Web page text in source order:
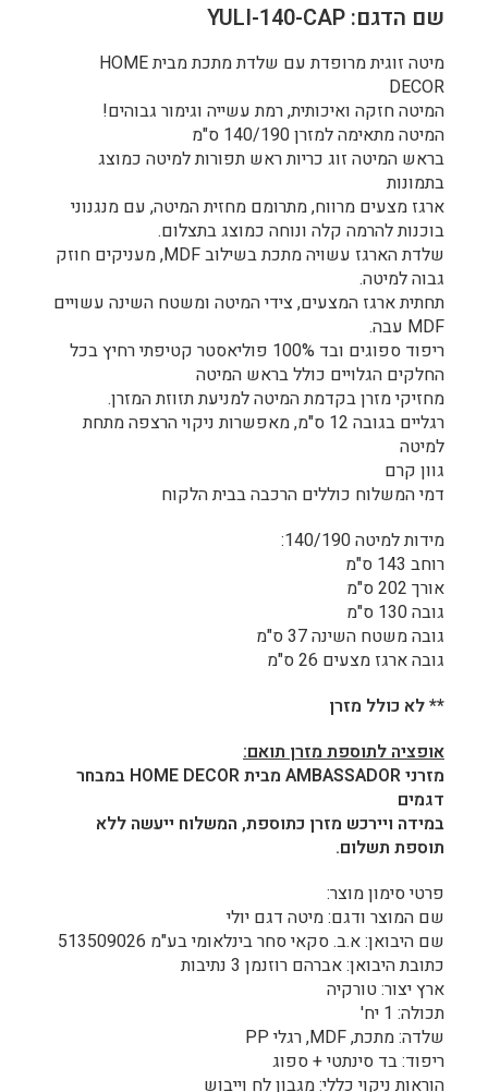
שם הדגם: YULI-140-CAP
מיטה זוגית מרופדת עם שלדת מתכת מבית HOME
DECOR
המיטה חזקה ואיכותית, רמת עשייה וגימור גבוהים!
המיטה מתאימה למזרן 140/190 ס"מ
בראש המיטה זוג כריות ראש תפורות למיטה כמוצג
בתמונות
ארגז מצעים מרווח, מתרומם מחזית המיטה, עם מנגנוני
בוכנות להרמה קלה ונוחה כמוצג בתצלום.
שלדת הארגז עשויה מתכת בשילוב MDF, מעניקים חוזק
גבוה למיטה.
תחתית ארגז המצעים, צידי המיטה ומשטח השינה עשויים
MDF עבה.
ריפוד ספוגים ובד 100% פוליאסטר קטיפתי רחיץ בכל
החלקים הגלויים כולל בראש המיטה
מחזיקי מזרן בקדמת המיטה למניעת תזוזת המזרן.
רגליים בגובה 12 ס"מ, מאפשרות ניקוי הרצפה מתחת
למיטה
גוון קרם
דמי המשלוח כוללים הרכבה בבית הלקוח
מידות למיטה 140/190:
רוחב 143 ס"מ
אורך 202 ס"מ
גובה 130 ס"מ
גובה משטח השינה 37 ס"מ
גובה ארגז מצעים 26 ס"מ
** לא כולל מזרן
אופציה לתוספת מזרן תואם:
מזרני
מבית
במבחר
דגמים
במידה ויירכש מזרן כתוספת, המשלוח ייעשה ללא
תוספת תשלום.
פרטי סימון מוצר:
שם המוצר ודגם: מיטה דגם יולי
שם היבואן: א.ב. סקאי סחר בינלאומי בע"מ 513509026
כתובת היבואן: אברהם רוזנמן 3 נתיבות
ארץ יצור: טורקיה
תכולה: 1 יח'
שלדה: מתכת, MDF, רגלי PP
ריפוד: בד סינתטי + ספוג
הוראות ניקוי כללי: מגבון לח וייבוש